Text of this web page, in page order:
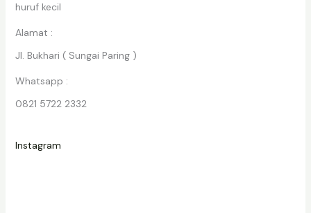
huruf kecil
Alamat :
Jl. Bukhari ( Sungai Paring )
Whatsapp :
0821 5722 2332
Instagram